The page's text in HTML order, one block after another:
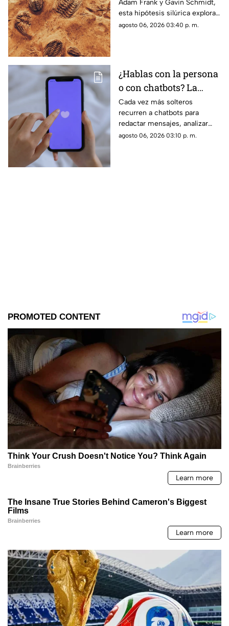
que dice la ciencia
sobre la hipótesis
silúrica
Adam Frank y Gavin Schmidt,
esta hipótesis silúrica explora
si una sociedad tecnológica
agosto 06, 2026 03:40 p. m.
¿Hablas con la persona
o con chatbots? La
verdad sobre el
‘Chatfishing’ en el
coqueteo digital
Cada vez más solteros
recurren a chatbots para
redactar mensajes, analizar
perfiles y coquetear en
agosto 06, 2026 03:10 p. m.